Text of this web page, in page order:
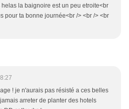
la baignoire est un peu etroite<br
pour ta bonne journée<br /> <br /> <br
! je n'aurais pas résisté a ces belles
arreter de planter des hotels